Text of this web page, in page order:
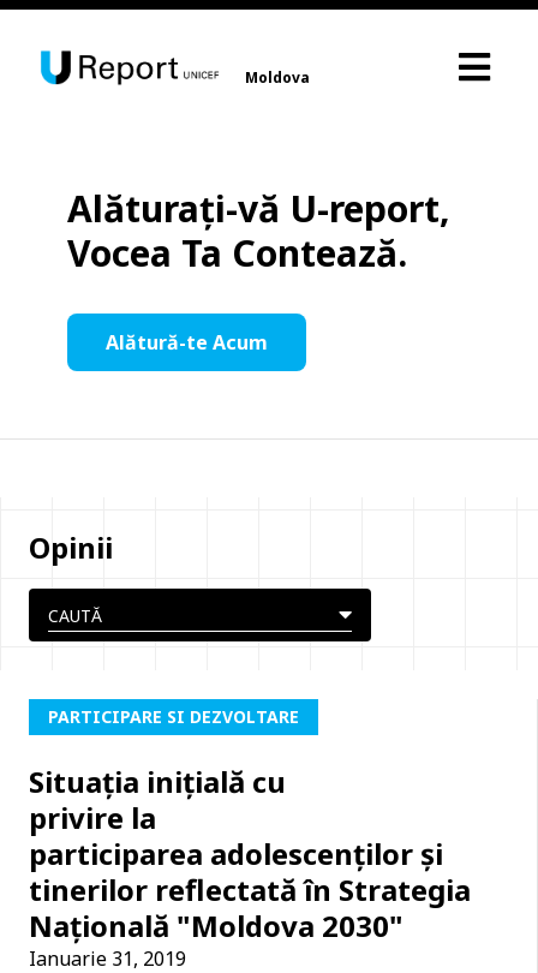
Moldova
Alăturați-vă U-report,
Vocea Ta Contează.
Alătură-te Acum
Opinii
PARTICIPARE SI DEZVOLTARE
Situația inițială cu
privire la
participarea adolescenților și
tinerilor reflectată în Strategia
Națională "Moldova 2030"
Ianuarie 31, 2019